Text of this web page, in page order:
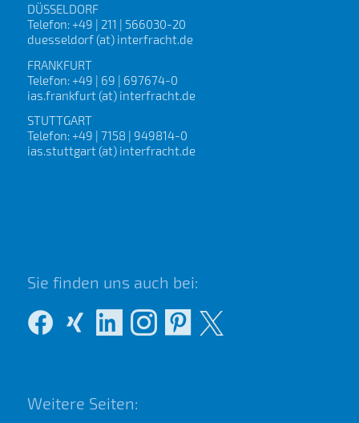
DÜSSELDORF
Telefon: +49 | 211 | 566030-20
duesseldorf (at) interfracht.de
FRANKFURT
Telefon: +49 | 69 | 697674-0
ias.frankfurt (at) interfracht.de
STUTTGART
Telefon: +49 | 7158 | 949814-0
ias.stuttgart (at) interfracht.de
Sie finden uns auch bei:
Weitere Seiten: